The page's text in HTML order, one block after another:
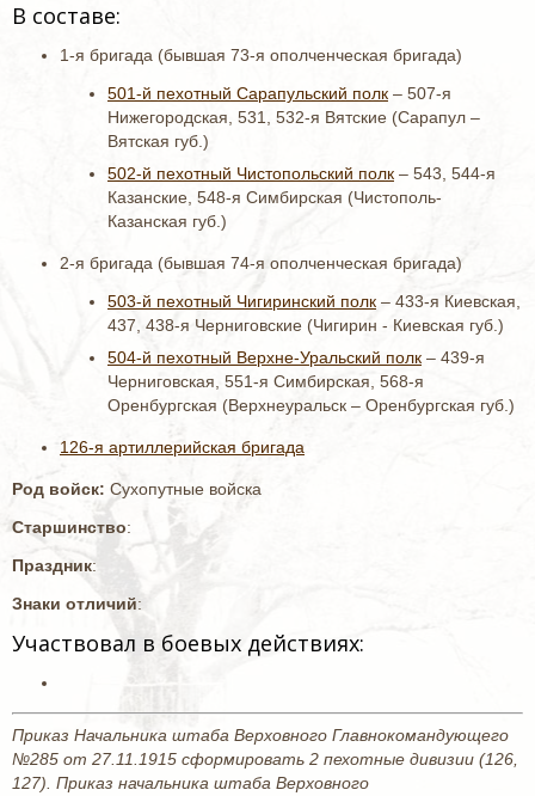
В составе:
1-я бригада (бывшая 73-я ополченческая бригада)
501-й пехотный Сарапульский полк – 507-я
Нижегородская, 531, 532-я Вятские (Сарапул –
Вятская губ.)
502-й пехотный Чистопольский полк – 543, 544-я
Казанские, 548-я Симбирская (Чистополь-
Казанская губ.)
2-я бригада (бывшая 74-я ополченческая бригада)
503-й пехотный Чигиринский полк – 433-я Киевская,
437, 438-я Черниговские (Чигирин - Киевская губ.)
504-й пехотный Верхне-Уральский полк – 439-я
Черниговская, 551-я Симбирская, 568-я
Оренбургская (Верхнеуральск – Оренбургская губ.)
126-я артиллерийская бригада
Род войск: Сухопутные войска
Старшинство:
Праздник:
Знаки отличий:
Участвовал в боевых действиях:
Приказ Начальника штаба Верховного Главнокомандующего
№285 от 27.11.1915 сформировать 2 пехотные дивизии (126,
127). Приказ начальника штаба Верховного